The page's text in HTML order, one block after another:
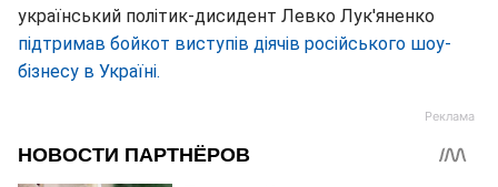
український політик-дисидент Левко Лук'яненко
підтримав бойкот виступів діячів російського шоу-
бізнесу в Україні.